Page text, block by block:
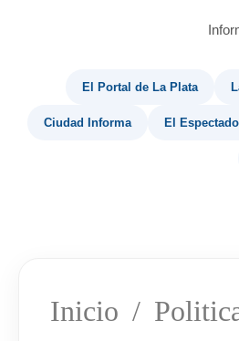
El Portal de La Plata
Ciudad Informa El
Inicio /